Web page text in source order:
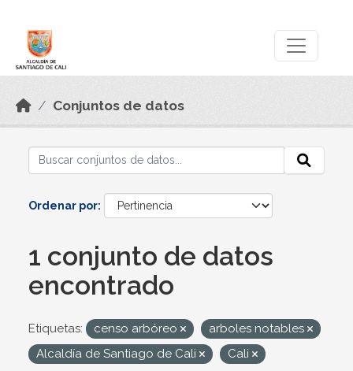
Conjuntos de datos
Ordenar por
1 conjunto de datos
encontrado
Etiquetas: censo arbóreo
arboles notables
Alcaldía de Santiago de Cali
Cali